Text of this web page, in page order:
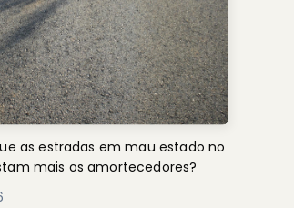
as estradas em mau estado no
mais os amortecedores?